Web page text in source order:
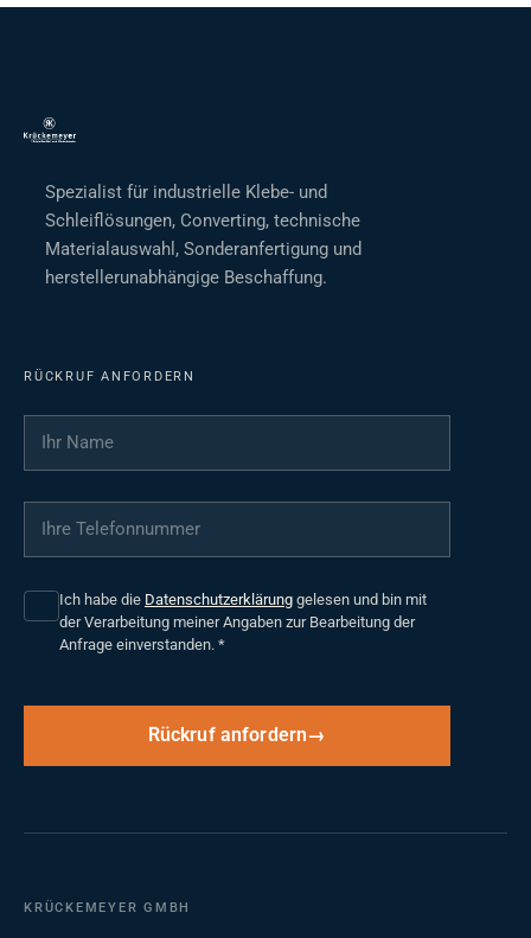
Spezialist für industrielle Klebe- und
Schleiflösungen, Converting, technische
Materialauswahl, Sonderanfertigung und
herstellerunabhängige Beschaffung.
RÜCKRUF ANFORDERN
Ihr Name
Ihre Telefonnummer
Ich habe die Datenschutzerklärung gelesen und bin mit
der Verarbeitung meiner Angaben zur Bearbeitung der
Anfrage einverstanden. *
Rückruf anfordern
KRÜCKEMEYER GMBH